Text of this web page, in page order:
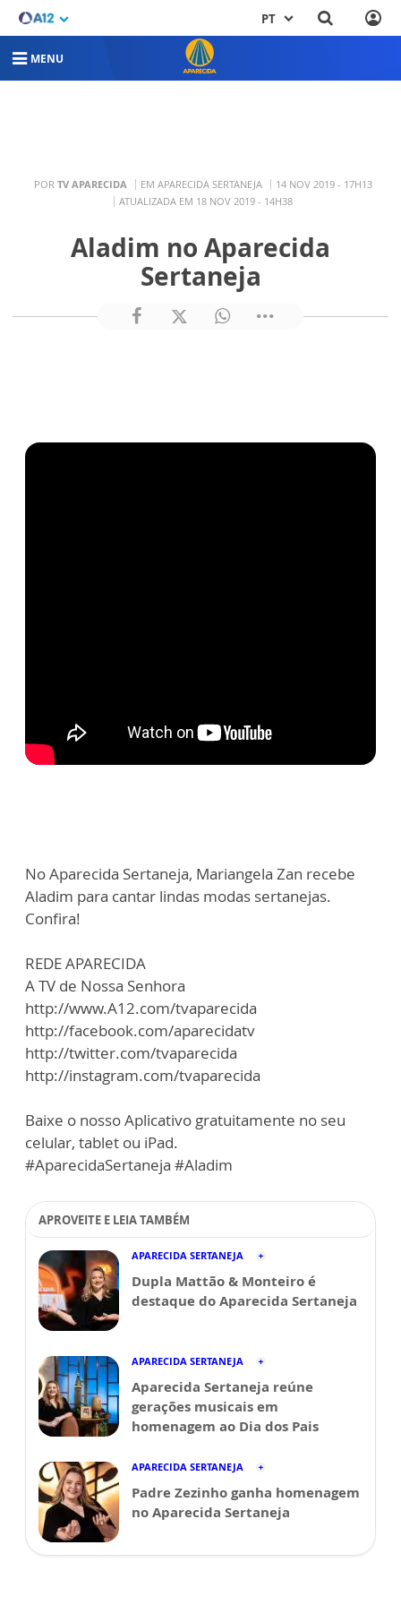
PT
MENU
POR TV APARECIDA EM APARECIDA SERTANEJA
14 NOV 2019 - 17H13
ATUALIZADA EM 18 NOV 2019 - 14H38
Aladim no Aparecida
Sertaneja
No Aparecida Sertaneja, Mariangela Zan recebe
Aladim para cantar lindas modas sertanejas.
Confira!
REDE APARECIDA
A TV de Nossa Senhora
http://www.A12.com/tvaparecida
http://facebook.com/aparecidatv
http://twitter.com/tvaparecida
http://instagram.com/tvaparecida
Baixe o nosso Aplicativo gratuitamente no seu
celular, tablet ou iPad.
#AparecidaSertaneja #Aladim
APROVEITE E LEIA TAMBÉM
APARECIDA SERTANEJA
Dupla Mattão & Monteiro é
destaque do Aparecida Sertaneja
APARECIDA SERTANEJA
Aparecida Sertaneja reúne
gerações musicais em
homenagem ao Dia dos Pais
APARECIDA SERTANEJA
Padre Zezinho ganha homenagem
no Aparecida Sertaneja